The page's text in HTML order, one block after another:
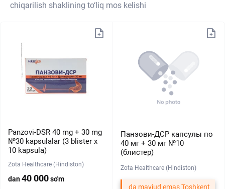
chiqarilish shaklining to‘liq mos kelishi
Panzovi-DSR 40 mg + 30 mg
№30 kapsulalar (3 blister х
10 kapsula)
Zota Healthcare (Hindiston)
dan40 000so'm
Панзови-ДСР капсулы по
40 мг + 30 мг №10
(блистер)
Zota Healthcare (Hindiston)
da mavjud emas Toshkent